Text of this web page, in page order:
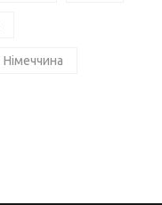
Німеччина